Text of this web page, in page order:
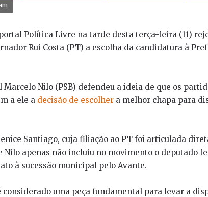
Política Livre na tarde desta terça-feira (11)
Rui Costa (PT) a escolha da candidatura à
Nilo (PSB) defendeu a ideia de que os
a ele a decisão de escolher a melhor chapa para
Santiago, cuja filiação ao PT foi articulada
Nilo apenas não incluiu no movimento o deputado
à sucessão municipal pelo Avante.
uma peça fundamental para levar a